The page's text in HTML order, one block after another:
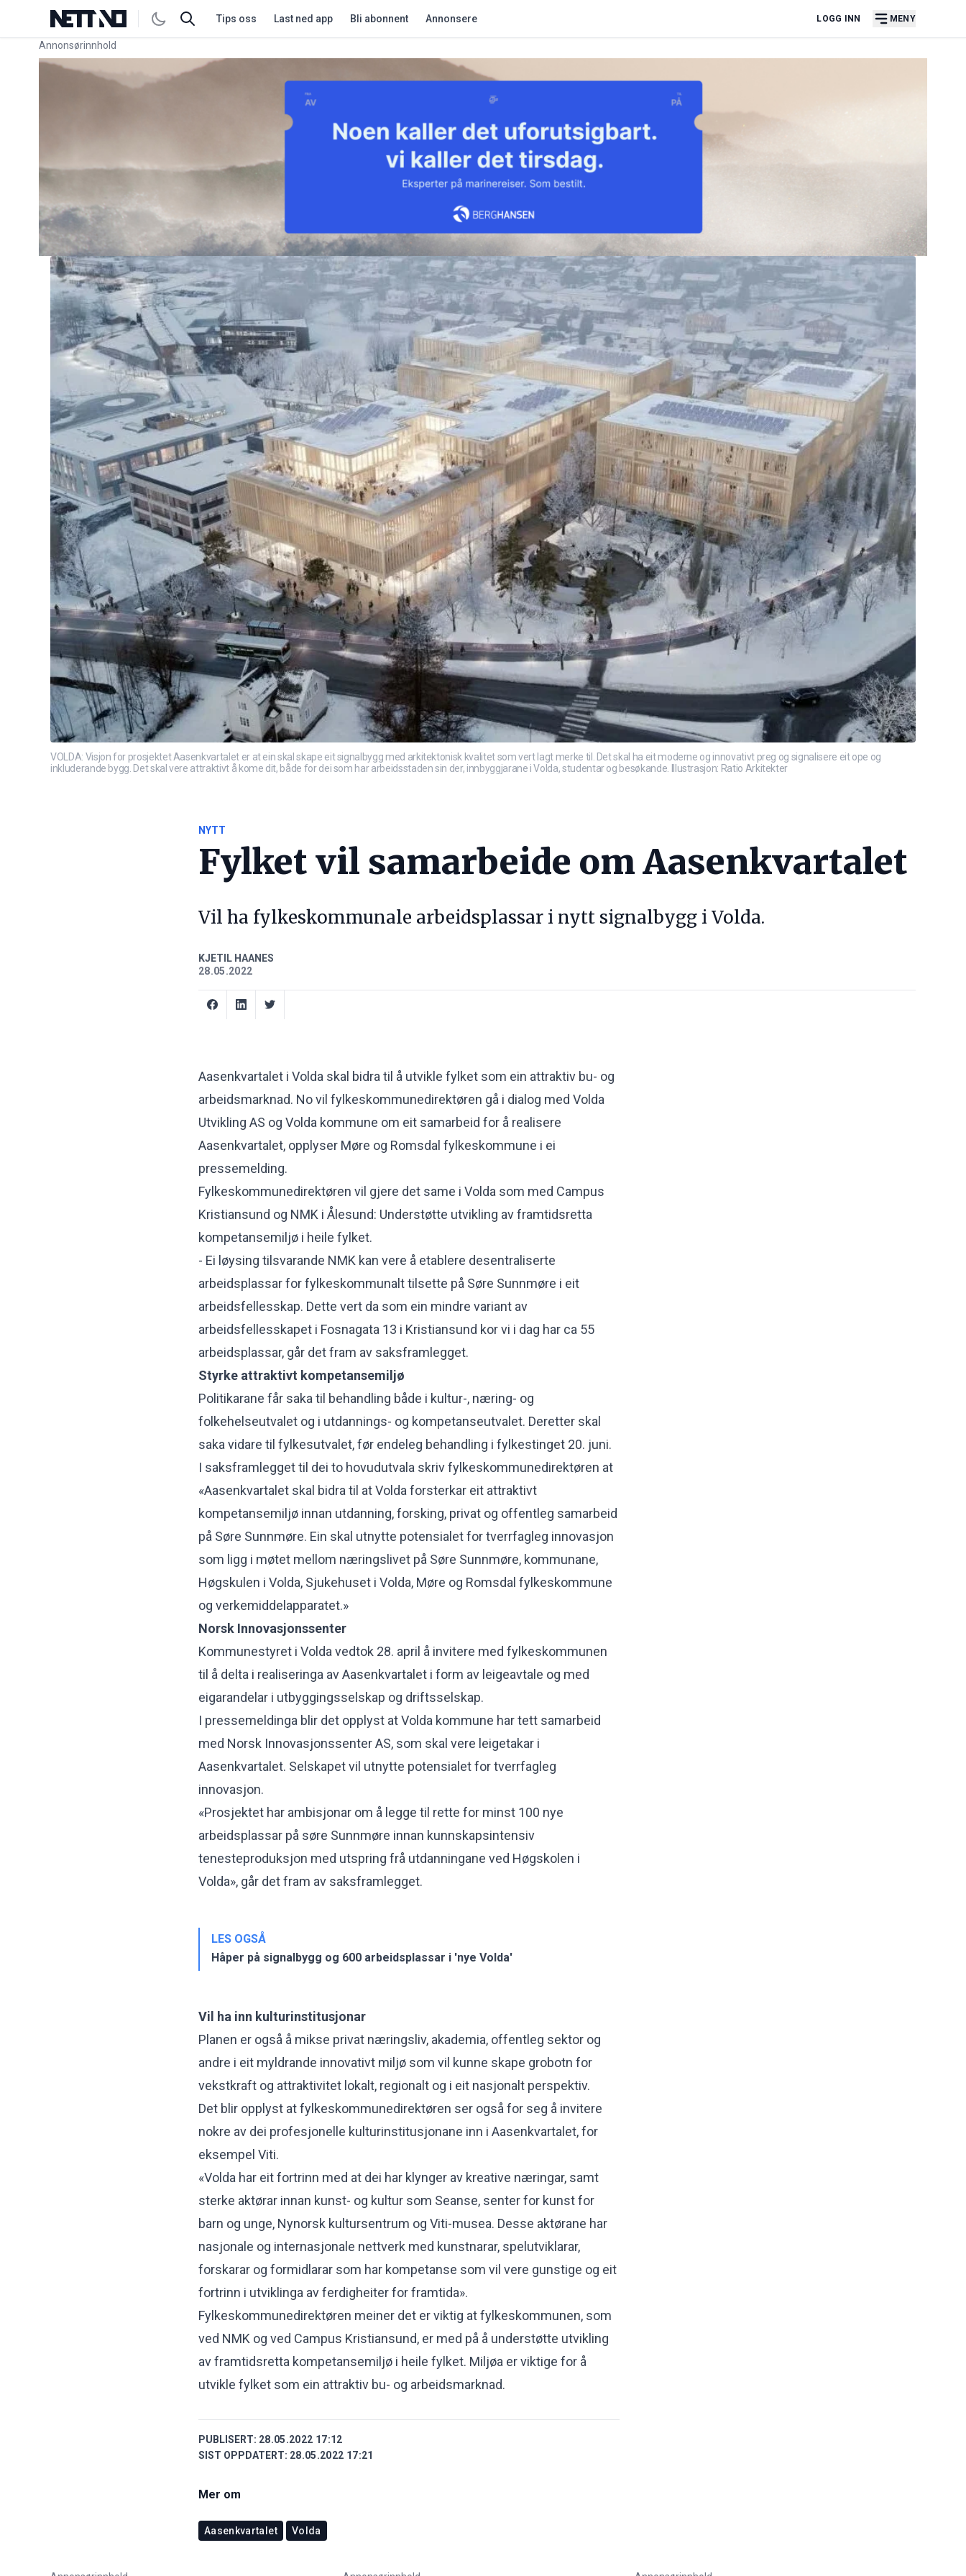
Tips oss Last ned app Bli abonnent Annonsere LOGG INN MENY
Annonsørinnhold
Link for annonse
VOLDA: Visjon for prosjektet Aasenkvartalet er at ein skal skape eit signalbygg med arkitektonisk kvalitet som vert lagt merke til. Det skal ha eit moderne og innovativt preg og signalisere eit ope og
inkluderande bygg. Det skal vere attraktivt å kome dit, både for dei som har arbeidsstaden sin der, innbyggjarane i Volda, studentar og besøkande. Illustrasjon: Ratio Arkitekter
NYTT
Fylket vil samarbeide om Aasenkvartalet
Vil ha fylkeskommunale arbeidsplassar i nytt signalbygg i Volda.
KJETIL HAANES
28.05.2022
Aasenkvartalet i Volda skal bidra til å utvikle fylket som ein attraktiv bu- og
arbeidsmarknad. No vil fylkeskommunedirektøren gå i dialog med Volda
Utvikling AS og Volda kommune om eit samarbeid for å realisere
Aasenkvartalet, opplyser Møre og Romsdal fylkeskommune i ei
pressemelding.
Fylkeskommunedirektøren vil gjere det same i Volda som med Campus
Kristiansund og NMK i Ålesund: Understøtte utvikling av framtidsretta
kompetansemiljø i heile fylket.
- Ei løysing tilsvarande NMK kan vere å etablere desentraliserte
arbeidsplassar for fylkeskommunalt tilsette på Søre Sunnmøre i eit
arbeidsfellesskap. Dette vert da som ein mindre variant av
arbeidsfellesskapet i Fosnagata 13 i Kristiansund kor vi i dag har ca 55
arbeidsplassar, går det fram av saksframlegget.
Styrke attraktivt kompetansemiljø
Politikarane får saka til behandling både i kultur-, næring- og
folkehelseutvalet og i utdannings- og kompetanseutvalet. Deretter skal
saka vidare til fylkesutvalet, før endeleg behandling i fylkestinget 20. juni.
I saksframlegget til dei to hovudutvala skriv fylkeskommunedirektøren at
«Aasenkvartalet skal bidra til at Volda forsterkar eit attraktivt
kompetansemiljø innan utdanning, forsking, privat og offentleg samarbeid
på Søre Sunnmøre. Ein skal utnytte potensialet for tverrfagleg innovasjon
som ligg i møtet mellom næringslivet på Søre Sunnmøre, kommunane,
Høgskulen i Volda, Sjukehuset i Volda, Møre og Romsdal fylkeskommune
og verkemiddelapparatet.»
Norsk Innovasjonssenter
Kommunestyret i Volda vedtok 28. april å invitere med fylkeskommunen
til å delta i realiseringa av Aasenkvartalet i form av leigeavtale og med
eigarandelar i utbyggingsselskap og driftsselskap.
I pressemeldinga blir det opplyst at Volda kommune har tett samarbeid
med Norsk Innovasjonssenter AS, som skal vere leigetakar i
Aasenkvartalet. Selskapet vil utnytte potensialet for tverrfagleg
innovasjon.
«Prosjektet har ambisjonar om å legge til rette for minst 100 nye
arbeidsplassar på søre Sunnmøre innan kunnskapsintensiv
tenesteproduksjon med utspring frå utdanningane ved Høgskolen i
Volda», går det fram av saksframlegget.
LES OGSÅ
Håper på signalbygg og 600 arbeidsplassar i 'nye Volda'
Vil ha inn kulturinstitusjonar
Planen er også å mikse privat næringsliv, akademia, offentleg sektor og
andre i eit myldrande innovativt miljø som vil kunne skape grobotn for
vekstkraft og attraktivitet lokalt, regionalt og i eit nasjonalt perspektiv.
Det blir opplyst at fylkeskommunedirektøren ser også for seg å invitere
nokre av dei profesjonelle kulturinstitusjonane inn i Aasenkvartalet, for
eksempel Viti.
«Volda har eit fortrinn med at dei har klynger av kreative næringar, samt
sterke aktørar innan kunst- og kultur som Seanse, senter for kunst for
barn og unge, Nynorsk kultursentrum og Viti-musea. Desse aktørane har
nasjonale og internasjonale nettverk med kunstnarar, spelutviklarar,
forskarar og formidlarar som har kompetanse som vil vere gunstige og eit
fortrinn i utviklinga av ferdigheiter for framtida».
Fylkeskommunedirektøren meiner det er viktig at fylkeskommunen, som
ved NMK og ved Campus Kristiansund, er med på å understøtte utvikling
av framtidsretta kompetansemiljø i heile fylket. Miljøa er viktige for å
utvikle fylket som ein attraktiv bu- og arbeidsmarknad.
PUBLISERT: 28.05.2022 17:12
SIST OPPDATERT: 28.05.2022 17:21
Mer om
Aasenkvartalet Volda